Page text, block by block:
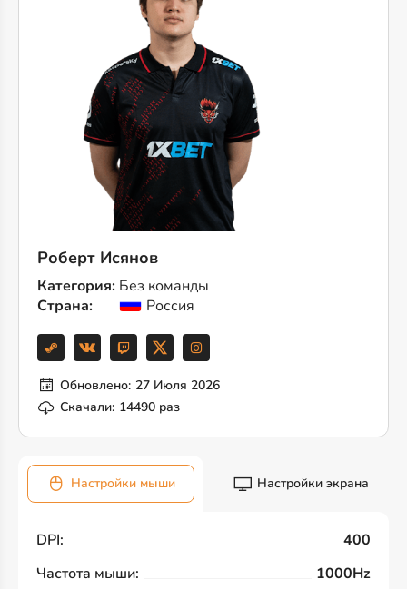
Роберт Исянов
Категория: Без команды
Страна:
Россия
Обновлено: 27 Июля 2026
Скачали: 14490 раз
Настройки мыши Настройки экрана
DPI:
400
Частота мыши:
1000Hz